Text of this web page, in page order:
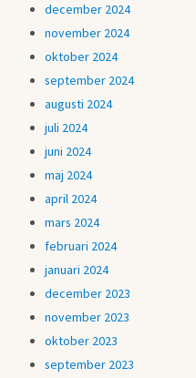
december 2024
november 2024
oktober 2024
september 2024
augusti 2024
juli 2024
juni 2024
maj 2024
april 2024
mars 2024
februari 2024
januari 2024
december 2023
november 2023
oktober 2023
september 2023